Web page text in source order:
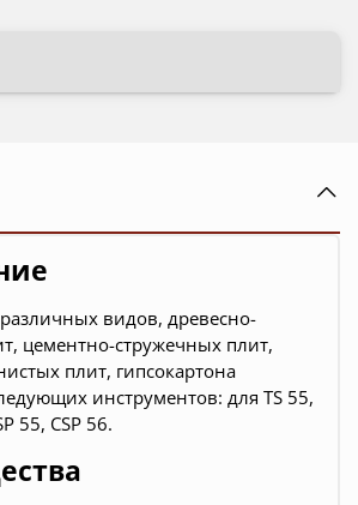
видов, древесно-
цементно-стружечных плит,
плит, гипсокартона
инструментов: для TS 55,
55, CSP 56.